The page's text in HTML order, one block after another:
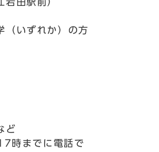
（いずれか）の方
ど
時までに電話で